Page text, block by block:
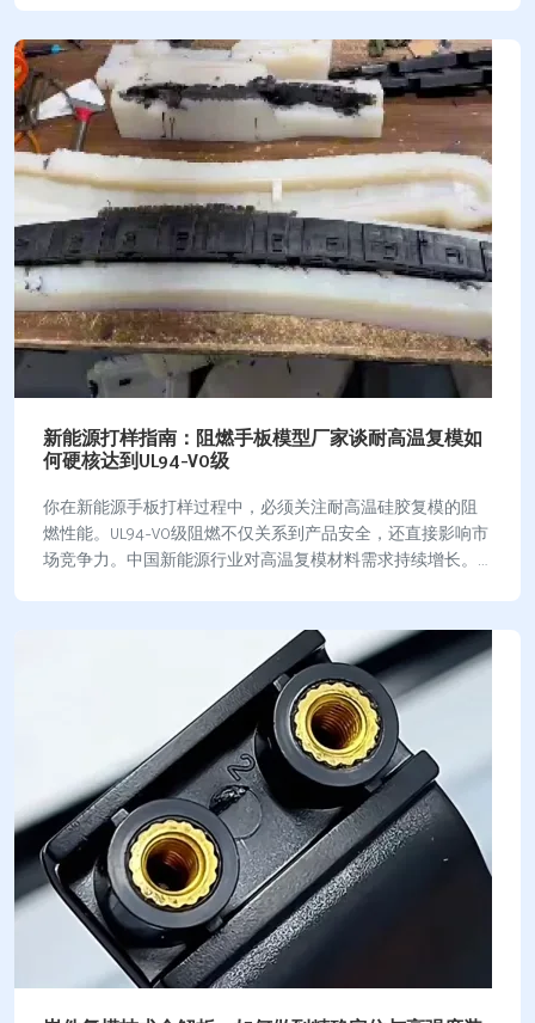
新能源打样指南：阻燃手板模型厂家谈耐高温复模如
何硬核达到UL94-V0级
你在新能源手板打样过程中，必须关注耐高温硅胶复模的阻
燃性能。UL94-V0级阻燃不仅关系到产品安全，还直接影响市
场竞争力。中国新能源行业对高温复模材料需求持续增长。